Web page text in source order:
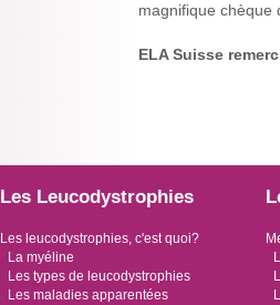
magnifique chèque
ELA Suisse
Les Leucodystrophies
Les leucodystrophies, c'est quoi?
La myéline
Les types de leucodystrophies
Les maladies apparentées